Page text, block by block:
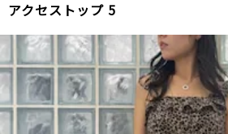
アクセストップ 5